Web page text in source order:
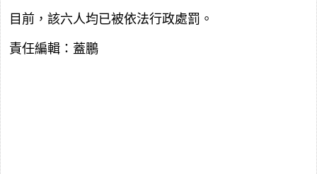
目前，該六人均已被依法行政處罰。
責任編輯：蓋鵬